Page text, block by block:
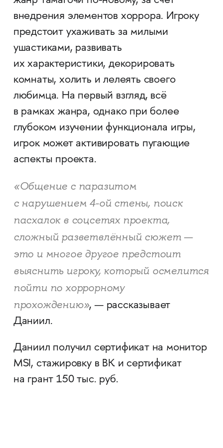
внедрения элементов хоррора. Игроку
предстоит ухаживать за милыми
ушастиками, развивать
их характеристики, декорировать
комнаты, холить и лелеять своего
любимца. На первый взгляд, всё
в рамках жанра, однако при более
глубоком изучении функционала игры,
игрок может активировать пугающие
аспекты проекта.
«Общение с паразитом
с нарушением 4-ой стены, поиск
пасхалок в соцсетях проекта,
сложный разветвлённый сюжет —
это и многое другое предстоит
выяснить игроку, который осмелится
пойти по хоррорному
прохождению», — рассказывает
Даниил.
Даниил получил сертификат на монитор
MSI, стажировку в ВК и сертификат
на грант 150 тыс. руб.